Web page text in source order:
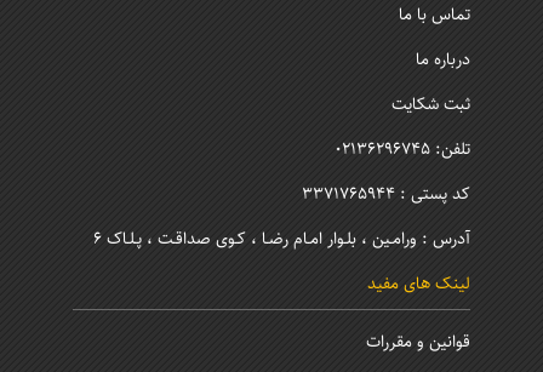
تماس با ما
درباره ما
ثبت شکایت
تلفن: 02136296745
کد پستی : 3371765944
آدرس : ورامـین ، بلـوار امـام رضـا ، کـوی صداقـت ، پـلـاک 6
لینک های مفید
قوانین و مقررات